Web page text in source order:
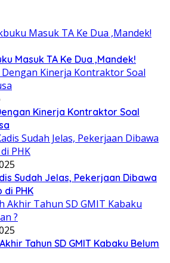
Masuk TA Ke Dua ,Mandek!
Kinerja Kontraktor Soal
Sudah Jelas, Pekerjaan Dibawa
di PHK
Tahun SD GMIT Kabaku Belum